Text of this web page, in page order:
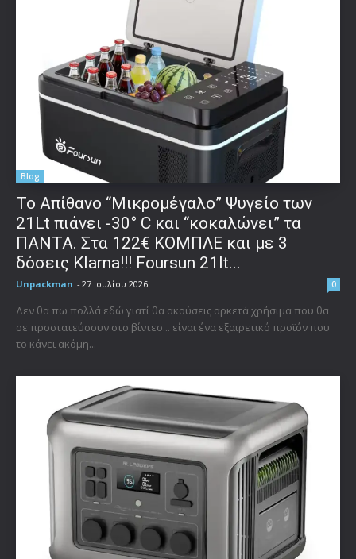
Blog
Το Απίθανο “Μικρομέγαλο” Ψυγείο των
21Lt πιάνει -30° C και “κοκαλώνει” τα
ΠΑΝΤΑ. Στα 122€ ΚΟΜΠΛΕ και με 3
δόσεις Klarna!!! Foursun 21lt...
Unpackman - 27 Ιουλίου 2026 0
Δεν θα πω πολλά εδώ γιατί θα ακούσεις αρκετά χρήσιμα που θα
σε προστατεύσουν στο βίντεο... είναι ένα εξαιρετικό προϊόν που
το κάνει ακόμη...